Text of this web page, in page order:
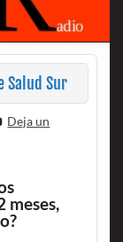
Salud Sur
Deja un
meses,